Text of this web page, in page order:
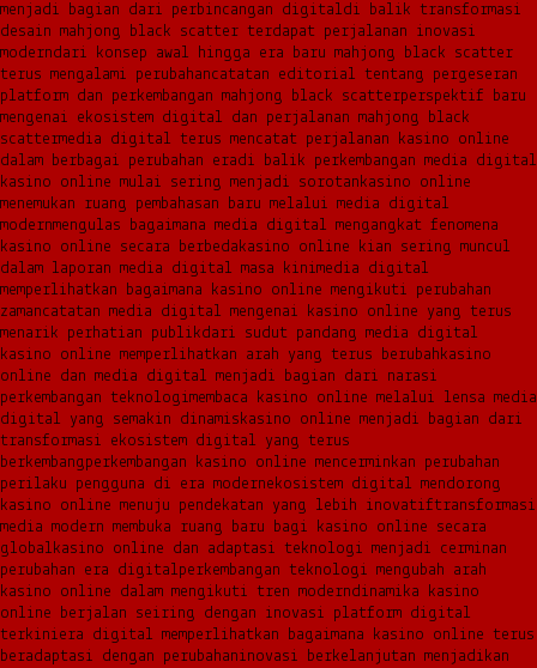
menjadi bagian dari perbincangan digitaldi balik transformasi
desain mahjong black scatter terdapat perjalanan inovasi
moderndari konsep awal hingga era baru mahjong black scatter
terus mengalami perubahancatatan editorial tentang pergeseran
platform dan perkembangan mahjong black scatterperspektif baru
mengenai ekosistem digital dan perjalanan mahjong black
scattermedia digital terus mencatat perjalanan kasino online
dalam berbagai perubahan eradi balik perkembangan media digital
kasino online mulai sering menjadi sorotankasino online
menemukan ruang pembahasan baru melalui media digital
modernmengulas bagaimana media digital mengangkat fenomena
kasino online secara berbedakasino online kian sering muncul
dalam laporan media digital masa kinimedia digital
memperlihatkan bagaimana kasino online mengikuti perubahan
zamancatatan media digital mengenai kasino online yang terus
menarik perhatian publikdari sudut pandang media digital
kasino online memperlihatkan arah yang terus berubahkasino
online dan media digital menjadi bagian dari narasi
perkembangan teknologimembaca kasino online melalui lensa media
digital yang semakin dinamiskasino online menjadi bagian dari
transformasi ekosistem digital yang terus
berkembangperkembangan kasino online mencerminkan perubahan
perilaku pengguna di era modernekosistem digital mendorong
kasino online menuju pendekatan yang lebih inovatiftransformasi
media modern membuka ruang baru bagi kasino online secara
globalkasino online dan adaptasi teknologi menjadi cerminan
perubahan era digitalperkembangan teknologi mengubah arah
kasino online dalam mengikuti tren moderndinamika kasino
online berjalan seiring dengan inovasi platform digital
terkiniera digital memperlihatkan bagaimana kasino online terus
beradaptasi dengan perubahaninovasi berkelanjutan menjadikan